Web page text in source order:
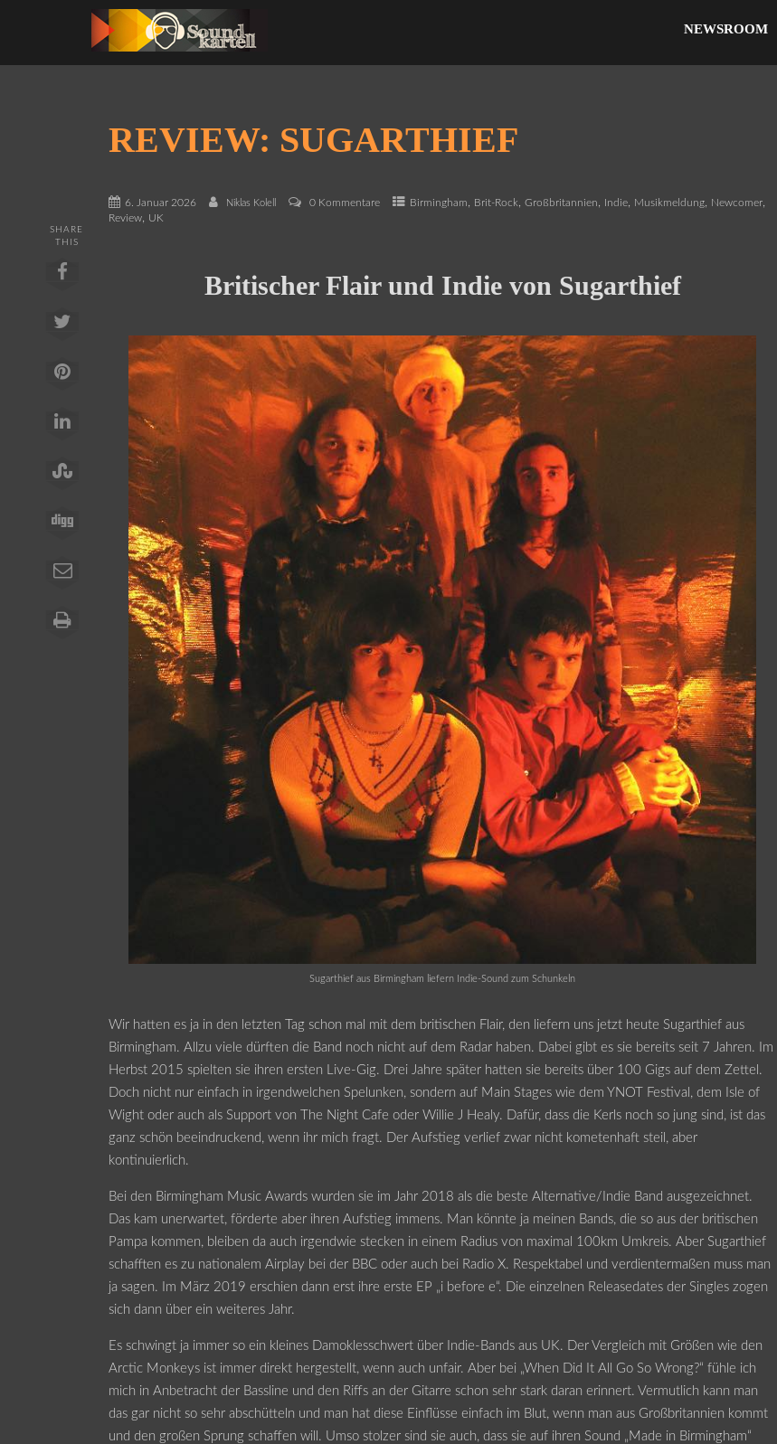
NEWSROOM
REVIEW: SUGARTHIEF
6. Januar 2026 Niklas Kolell 0 Kommentare Birmingham, Brit-Rock,Großbritannien, Indie, Musikmeldung, Newcomer,
Review, UK
SHARE
THIS
Britischer Flair und Indie von Sugarthief
Sugarthief aus Birmingham liefern Indie-Sound zum Schunkeln
Wir hatten es ja in den letzten Tag schon mal mit dem britischen Flair, den liefern uns jetzt heute Sugarthief aus
Birmingham. Allzu viele dürften die Band noch nicht auf dem Radar haben. Dabei gibt es sie bereits seit 7 Jahren. Im
Herbst 2015 spielten sie ihren ersten Live-Gig. Drei Jahre später hatten sie bereits über 100 Gigs auf dem Zettel.
Doch nicht nur einfach in irgendwelchen Spelunken, sondern auf Main Stages wie dem YNOT Festival, dem Isle of
Wight oder auch als Support von The Night Cafe oder Willie J Healy. Dafür, dass die Kerls noch so jung sind, ist das
ganz schön beeindruckend, wenn ihr mich fragt. Der Aufstieg verlief zwar nicht kometenhaft steil, aber
kontinuierlich.
Bei den Birmingham Music Awards wurden sie im Jahr 2018 als die beste Alternative/Indie Band ausgezeichnet.
Das kam unerwartet, förderte aber ihren Aufstieg immens. Man könnte ja meinen Bands, die so aus der britischen
Pampa kommen, bleiben da auch irgendwie stecken in einem Radius von maximal 100km Umkreis. Aber Sugarthief
schafften es zu nationalem Airplay bei der BBC oder auch bei Radio X. Respektabel und verdientermaßen muss man
ja sagen. Im März 2019 erschien dann erst ihre erste EP „i before e“. Die einzelnen Releasedates der Singles zogen
sich dann über ein weiteres Jahr.
Es schwingt ja immer so ein kleines Damoklesschwert über Indie-Bands aus UK. Der Vergleich mit Größen wie den
Arctic Monkeys ist immer direkt hergestellt, wenn auch unfair. Aber bei „When Did It All Go So Wrong?“ fühle ich
mich in Anbetracht der Bassline und den Riffs an der Gitarre schon sehr stark daran erinnert. Vermutlich kann man
das gar nicht so sehr abschütteln und man hat diese Einflüsse einfach im Blut, wenn man aus Großbritannien kommt
und den großen Sprung schaffen will. Umso stolzer sind sie auch, dass sie auf ihren Sound „Made in Birmingham“